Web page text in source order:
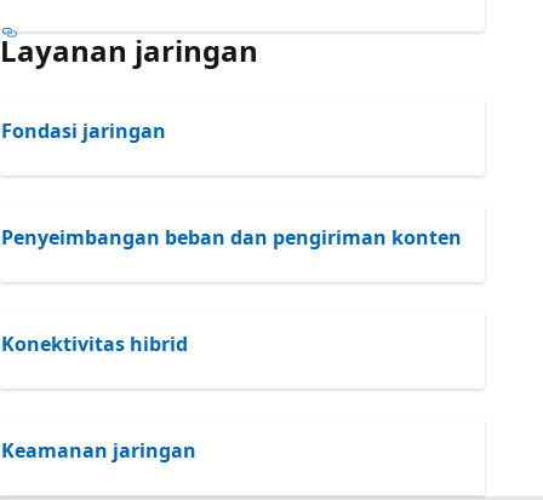
Layanan jaringan
Fondasi jaringan
Penyeimbangan beban dan pengiriman konten
Konektivitas hibrid
Keamanan jaringan